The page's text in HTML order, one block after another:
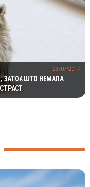
ЗАТОА ШТО НЕМАЛА
23/07/2017